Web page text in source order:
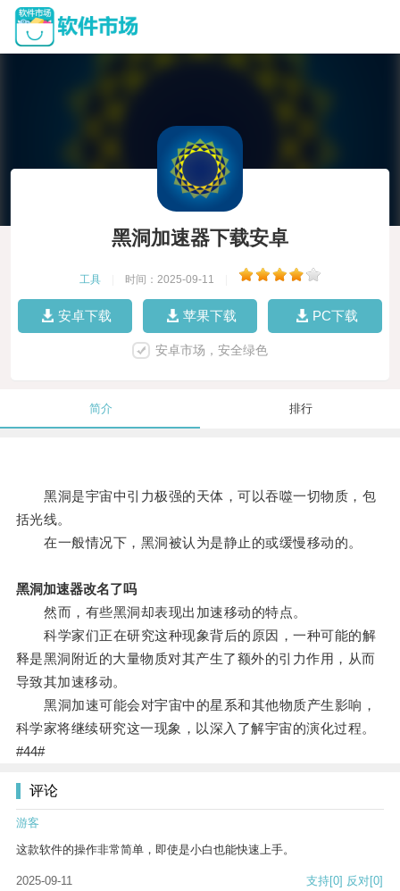
黑洞加速器下载安卓
工具 时间：2025-09-11
安卓下载 苹果下载 PC下载
安卓市场，安全绿色
简介 排行
黑洞是宇宙中引力极强的天体，可以吞噬一切物质，包
括光线。
在一般情况下，黑洞被认为是静止的或缓慢移动的。
黑洞加速器改名了吗
然而，有些黑洞却表现出加速移动的特点。
科学家们正在研究这种现象背后的原因，一种可能的解
释是黑洞附近的大量物质对其产生了额外的引力作用，从而
导致其加速移动。
黑洞加速可能会对宇宙中的星系和其他物质产生影响，
科学家将继续研究这一现象，以深入了解宇宙的演化过程。
#44#
评论
游客
这款软件的操作非常简单，即使是小白也能快速上手。
2025-09-11 支持[0] 反对[0]